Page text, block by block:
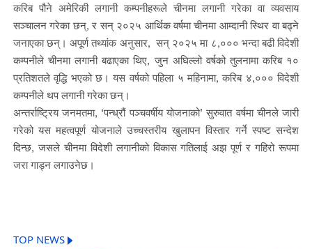
करिब पौने अमेरिकी लगानी कम्पनीहरूले चीनमा लगानी गरेका वा व्यवसाय
सञ्चालन गरेका छन्, र सन् २०२५ आर्थिक वर्षमा चीनमा आम्दानी स्थिर वा बढ्ने
जनाएका छन्। अपूर्ण तथ्यांक अनुसार, सन् २०२५ मा ८,००० भन्दा बढी विदेशी
कम्पनीले चीनमा लगानी बढाएका थिए, जुन अघिल्लो वर्षको तुलनामा करिब १०
प्रतिशतले वृद्धि भएको छ। यस वर्षको पहिला ५ महिनामा, करिब ४,००० विदेशी
कम्पनीले थप लगानी गरेका छन्।
अन्तर्राष्ट्रिय जनमतमा, ‘पन्ध्रौं पञ्चवर्षीय योजनाको’ सुरुवात वर्षमा चीनले जारी
गरेको यस महत्वपूर्ण योजनाले उच्चस्तरीय खुलापन विस्तार गर्ने स्पष्ट सन्देश
दिन्छ, जसले चीनमा विदेशी लगानीको विकास गतिलाई अझ पूर्ण र गहिरो रूपमा
जरा गाड्न लगाउनेछ।
TOP NEWS